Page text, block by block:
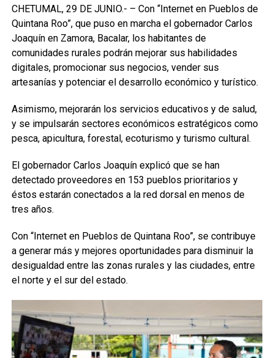
CHETUMAL, 29 DE JUNIO.- – Con “Internet en Pueblos de
Quintana Roo”, que puso en marcha el gobernador Carlos
Joaquín en Zamora, Bacalar, los habitantes de
comunidades rurales podrán mejorar sus habilidades
digitales, promocionar sus negocios, vender sus
artesanías y potenciar el desarrollo económico y turístico.
Asimismo, mejorarán los servicios educativos y de salud,
y se impulsarán sectores económicos estratégicos como
pesca, apicultura, forestal, ecoturismo y turismo cultural.
El gobernador Carlos Joaquín explicó que se han
detectado proveedores en 153 pueblos prioritarios y
éstos estarán conectados a la red dorsal en menos de
tres años.
Con “Internet en Pueblos de Quintana Roo”, se contribuye
a generar más y mejores oportunidades para disminuir la
desigualdad entre las zonas rurales y las ciudades, entre
el norte y el sur del estado.